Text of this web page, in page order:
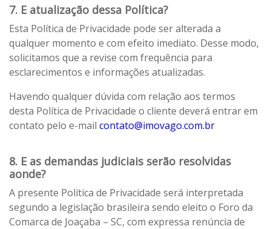
7. E atualização dessa Política?
Esta Política de Privacidade pode ser alterada a
qualquer momento e com efeito imediato. Desse modo,
solicitamos que a revise com frequência para
esclarecimentos e informações atualizadas.
Havendo qualquer dúvida com relação aos termos
desta Política de Privacidade o cliente deverá entrar em
contato pelo e-mail contato@imovago.com.br
8. E as demandas judiciais serão resolvidas
aonde?
A presente Política de Privacidade será interpretada
segundo a legislação brasileira sendo eleito o Foro da
Comarca de Joaçaba – SC, com expressa renúncia de